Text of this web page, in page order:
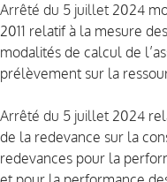
Arrêté du 5 juillet 2024
2011 relatif à la mesure
modalités de calcul de
prélèvement sur la
Arrêté du 5 juillet 2024
de la redevance sur la
redevances pour la